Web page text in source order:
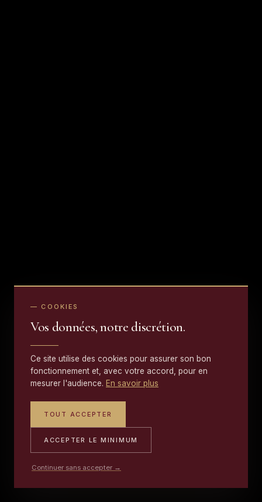
— COOKIES
Vos données, notre discrétion.
Ce site utilise des cookies pour assurer son bon
fonctionnement et, avec votre accord, pour en
mesurer l'audience. En savoir plus
TOUT ACCEPTER
ACCEPTER LE MINIMUM
Continuer sans accepter →